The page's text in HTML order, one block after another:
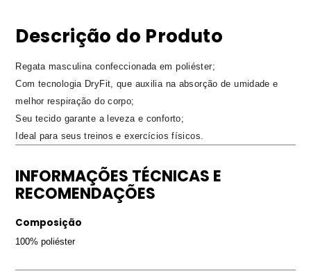
Descrição do Produto
Regata masculina confeccionada em poliéster;
Com tecnologia DryFit, que auxilia na absorção de umidade e
melhor respiração do corpo;
Seu tecido garante a leveza e conforto;
Ideal para seus treinos e exercícios físicos.
INFORMAÇÕES TÉCNICAS E
RECOMENDAÇÕES
Composição
100% poliéster